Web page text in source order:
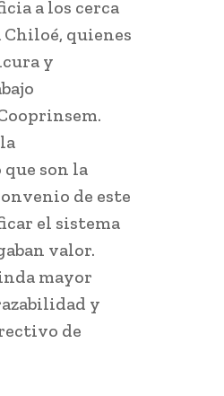
a los cerca
Chiloé, quienes
y
son la
de este
el sistema
valor.
mayor
y
de